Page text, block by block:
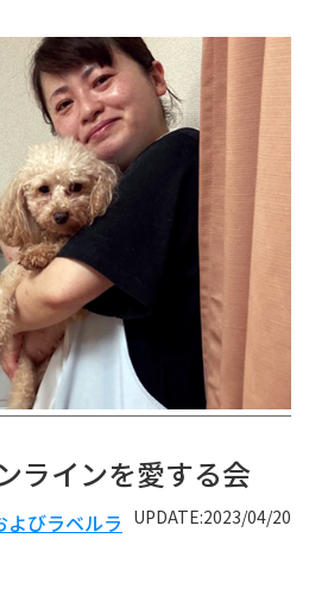
ラインを愛する会
UPDATE:2023/04/20
びラベルラ